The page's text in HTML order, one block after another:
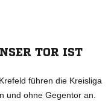
TOR IST
führen die Kreisliga
und ohne Gegentor an.